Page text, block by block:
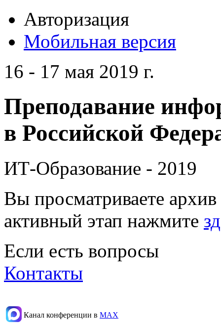
Авторизация
Мобильная версия
16 - 17 мая 2019 г.
Преподавание
в Российской
ИТ-Образование - 2019
Вы просматриваете
активный этап нажмите
Если есть вопросы
Контакты
Канал конференции в МАХ